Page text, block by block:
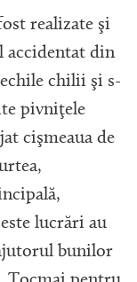
realizate şi
accidentat din
chilii şi s-
pivniţele
cişmeaua de
lucrări au
bunilor